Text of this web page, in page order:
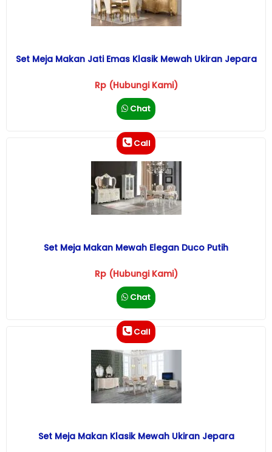
Set Meja Makan Jati Emas Klasik Mewah Ukiran Jepara
Rp (Hubungi Kami)
Chat
Call
Set Meja Makan Mewah Elegan Duco Putih
Rp (Hubungi Kami)
Chat
Call
Set Meja Makan Klasik Mewah Ukiran Jepara